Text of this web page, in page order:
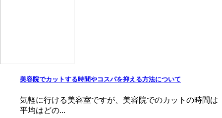
美容院でカットする時間やコスパを抑える方法について
気軽に行ける美容室ですが、美容院でのカットの時間は
平均はどの...